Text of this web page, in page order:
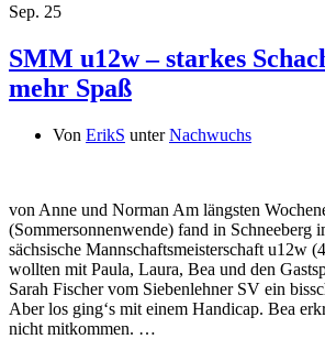
Sep. 25
SMM u12w – starkes
mehr Spaß
Von ErikS unterNachwuchs
von Anne und Norman Am längsten
(Sommersonnenwende) fand in Schneeberg
sächsische Mannschaftsmeisterschaft u12w
wollten mit Paula, Laura, Bea und den
Sarah Fischer vom Siebenlehner SV ein
Aber los ging‘s mit einem Handicap. Bea
nicht mitkommen. …